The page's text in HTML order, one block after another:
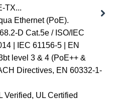
TX...
Ethernet (PoE).
D Cat.5e / ISO/IEC
| IEC 61156-5 | EN
level 3 & 4 (PoE++ &
Directives, EN 60332-1-
Verified, UL Certified